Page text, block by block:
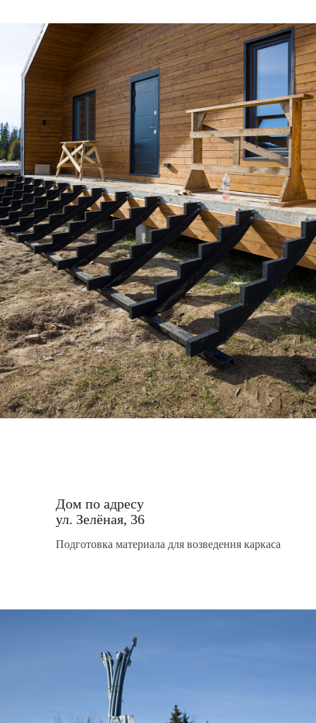
Подготовка материала для возведения каркаса
Дом по адресу
ул. Зелёная, 36